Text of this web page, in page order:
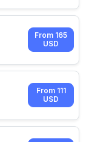
From 165
USD
From 111
USD